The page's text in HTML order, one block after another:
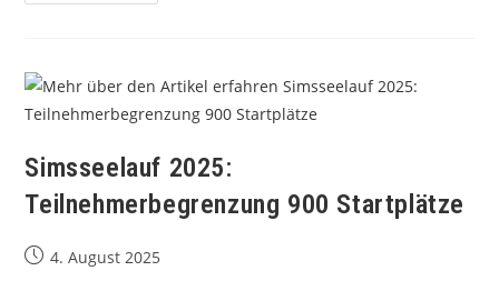
Simsseelauf 2025:
Teilnehmerbegrenzung 900 Startplätze
4. August 2025